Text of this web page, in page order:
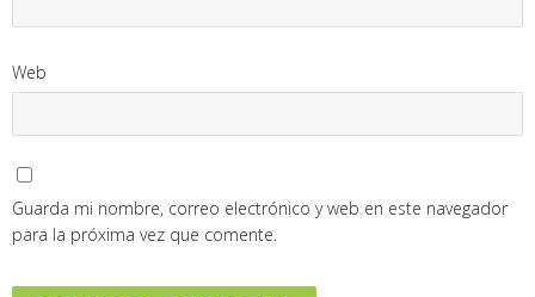
Web
Guarda mi nombre, correo electrónico y web en este navegador
para la próxima vez que comente.